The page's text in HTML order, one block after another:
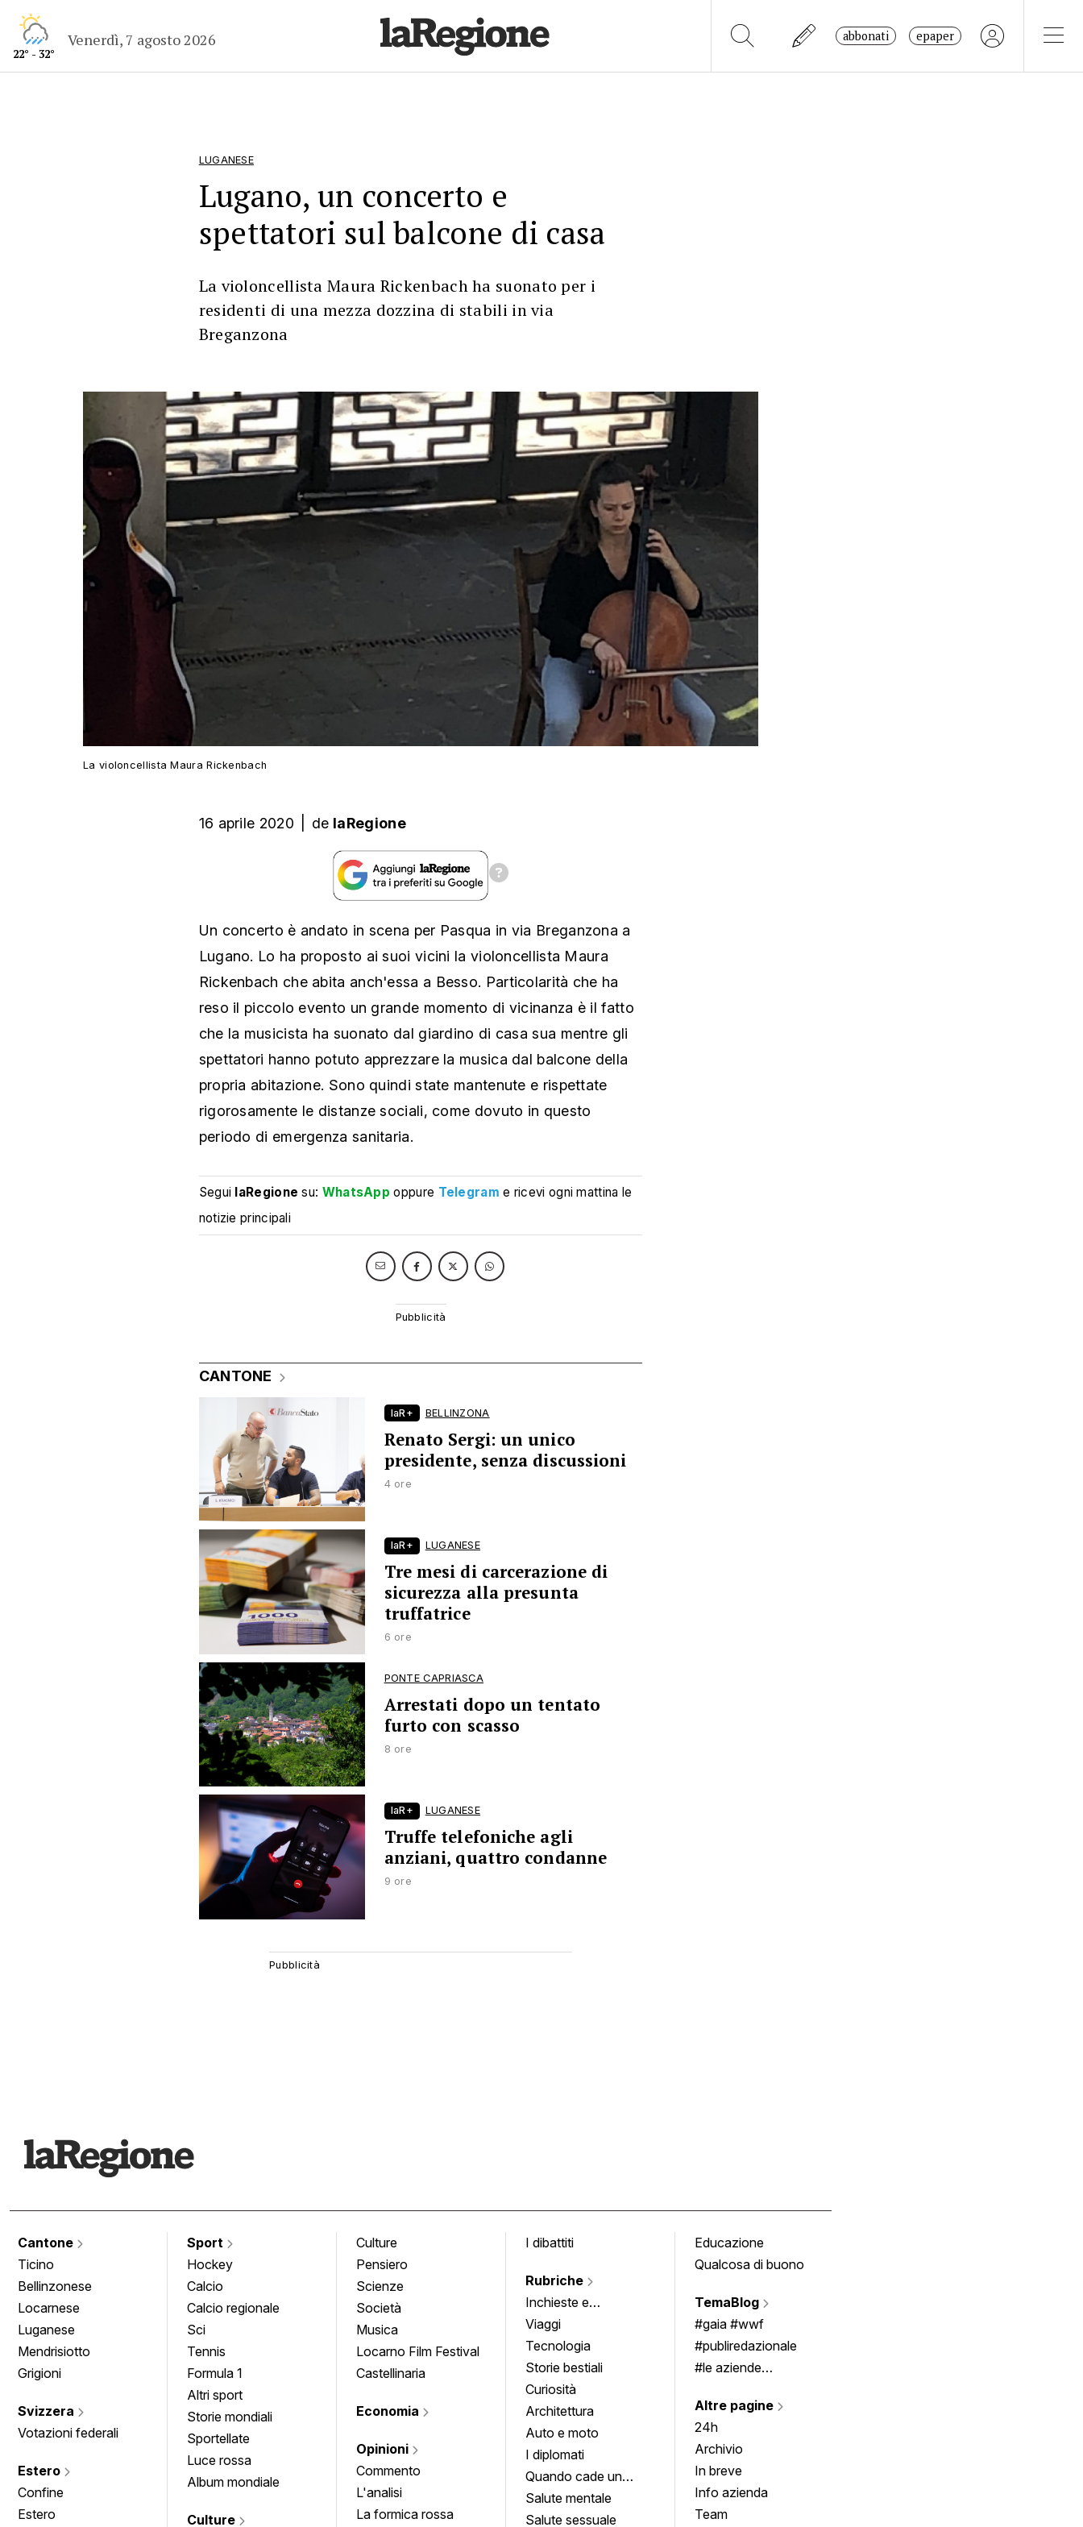
22° - 32°
Venerdì, 7 agosto 2026 abbonati epaper
LUGANESE
Lugano, un concerto e
spettatori sul balcone di casa
La violoncellista Maura Rickenbach ha suonato per i
residenti di una mezza dozzina di stabili in via
Breganzona
La violoncellista Maura Rickenbach
16 aprile 2020 de laRegione
Un concerto è andato in scena per Pasqua in via Breganzona a
Lugano. Lo ha proposto ai suoi vicini la violoncellista Maura
Rickenbach che abita anch'essa a Besso. Particolarità che ha
reso il piccolo evento un grande momento di vicinanza è il fatto
che la musicista ha suonato dal giardino di casa sua mentre gli
spettatori hanno potuto apprezzare la musica dal balcone della
propria abitazione. Sono quindi state mantenute e rispettate
rigorosamente le distanze sociali, come dovuto in questo
periodo di emergenza sanitaria.
Segui laRegione su: WhatsApp oppure Telegram e ricevi ogni mattina le
notizie principali
CANTONE
laR+ BELLINZONA
Renato Sergi: un unico
presidente, senza discussioni
4 ore
laR+ LUGANESE
Tre mesi di carcerazione di
sicurezza alla presunta
truffatrice
6 ore
PONTE CAPRIASCA
Arrestati dopo un tentato
furto con scasso
8 ore
laR+ LUGANESE
Truffe telefoniche agli
anziani, quattro condanne
9 ore
Cantone
Ticino
Bellinzonese
Locarnese
Luganese
Mendrisiotto
Grigioni
Svizzera
Votazioni federali
Estero
Confine
Estero
Sport
Hockey
Calcio
Calcio regionale
Sci
Tennis
Formula 1
Altri sport
Storie mondiali
Sportellate
Luce rossa
Album mondiale
Culture
Culture
Pensiero
Scienze
Società
Musica
Locarno Film Festival
Castellinaria
Economia
Opinioni
Commento
L'analisi
La formica rossa
I dibattiti
Rubriche
Inchieste e
approfondimenti
Viaggi
Tecnologia
Storie bestiali
Curiosità
Architettura
Auto e moto
I diplomati
Quando cade un
quadro
Salute mentale
Salute sessuale
Educazione
Qualcosa di buono
TemaBlog
#gaia #wwf
#publiredazionale
#le aziende
Altre pagine
24h
Archivio
In breve
Info azienda
Team